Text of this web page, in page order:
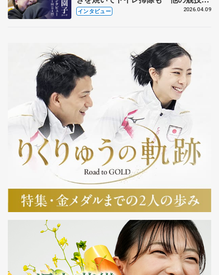
も通用するという坂本花織の筋肉
インタビュー 2026.04.09